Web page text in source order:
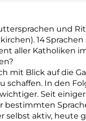
und
14
aller Katholiken
mit Blick auf die
schaffen. In den
Seit
bestimmten
selbst aktiv,